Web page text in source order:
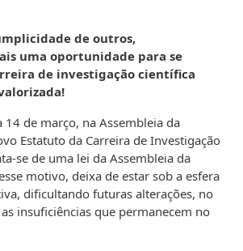
de outros,
uma oportunidade para se
de investigação científica
de março, na Assembleia da
Estatuto da Carreira de Investigação
se de uma lei da Assembleia da
motivo, deixa de estar sob a esfera
dificultando futuras alterações, no
insuficiências que permanecem no